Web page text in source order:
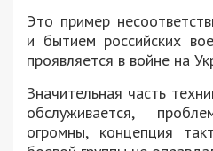
Это пример
и бытием российских
проявляется в войне на
Значительная часть
обслуживается,
огромны, концепция